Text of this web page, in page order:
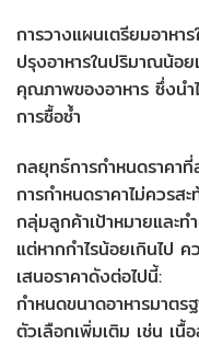
การวางแผนเตรียมอาห
ปรุงอาหารในปริมาณน้อ
คุณภาพของอาหาร ซึ่งน
การซื้อซ้ำ
กลยุทธ์การกำหนดราคา
การกำหนดราคาไม่ควร
กลุ่มลูกค้าเป้าหมายและ
แต่หากกำไรน้อยเกินไป
เสนอราคาดังต่อไปนี้:
กำหนดขนาดอาหารมาต
ตัวเลือกเพิ่มเติม เช่น เนื้